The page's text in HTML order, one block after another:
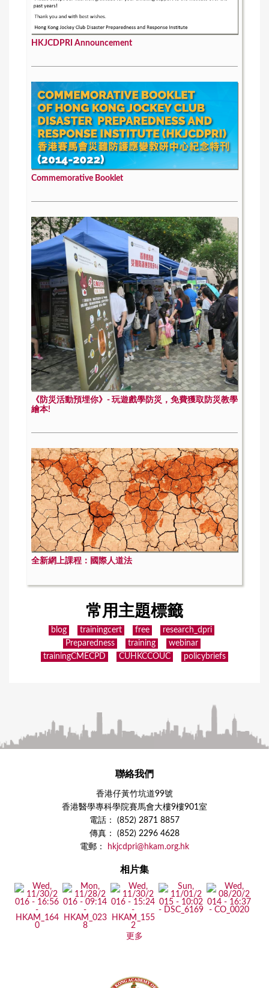
HKJCDPRI Announcement
Commemorative Booklet
《防災活動預埋你》- 玩遊戲學防災，免費獲取防災教學
繪本!
全新網上課程：國際人道法
常用主題標籤
blog trainingcert free
research_dpri
Preparedness
training
webinar
trainingCMECPD
CUHKCCOUC policybriefs
聯絡我們
香港仔黃竹坑道99號
香港醫學專科學院賽馬會大樓9樓901室
電話： (852) 2871 8857
傳真： (852) 2296 4628
電郵：
hkjcdpri@hkam.org.hk
相片集
更多